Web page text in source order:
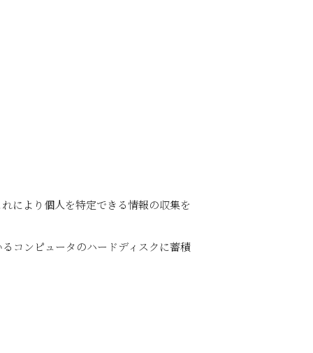
により個人を特定できる情報の収集を
コンピュータのハードディスクに蓄積